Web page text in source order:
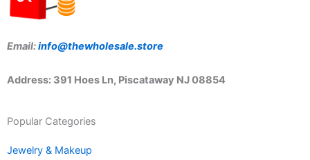
Email:info@thewholesale.store
Address: 391 Hoes Ln, Piscataway NJ 08854
Popular Categories
Jewelry & Makeup